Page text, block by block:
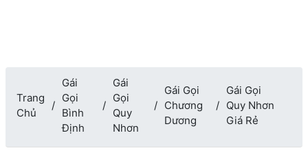
Trang
Chủ
Gái
Gọi
Bình
Định
Gái
Gọi
Quy
Nhơn
Gái Gọi
Chương
Dương
Gái Gọi
Quy Nhơn
Giá Rẻ